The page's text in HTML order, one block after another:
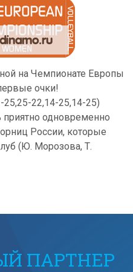
на Чемпионате Европы
очки!
22,14-25,14-25)
одновременно
России, которые
(Ю. Морозова, Т.
ПАРТНЕР